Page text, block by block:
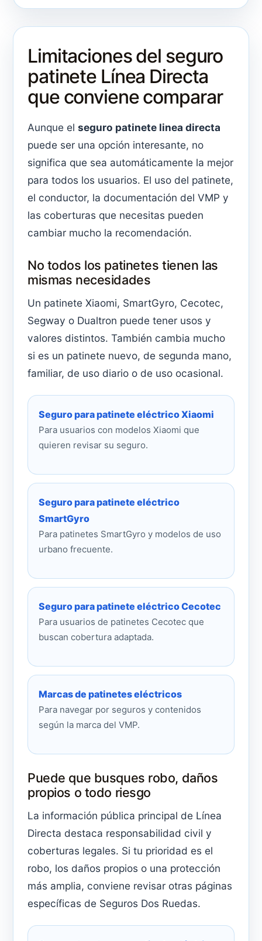
Limitaciones del seguro
patinete Línea Directa
que conviene comparar
Aunque el seguro patinete linea directa
puede ser una opción interesante, no
significa que sea automáticamente la mejor
para todos los usuarios. El uso del patinete,
el conductor, la documentación del VMP y
las coberturas que necesitas pueden
cambiar mucho la recomendación.
No todos los patinetes tienen las
mismas necesidades
Un patinete Xiaomi, SmartGyro, Cecotec,
Segway o Dualtron puede tener usos y
valores distintos. También cambia mucho
si es un patinete nuevo, de segunda mano,
familiar, de uso diario o de uso ocasional.
Seguro para patinete eléctrico Xiaomi
Para usuarios con modelos Xiaomi que
quieren revisar su seguro.
Seguro para patinete eléctrico
SmartGyro
Para patinetes SmartGyro y modelos de uso
urbano frecuente.
Seguro para patinete eléctrico Cecotec
Para usuarios de patinetes Cecotec que
buscan cobertura adaptada.
Marcas de patinetes eléctricos
Para navegar por seguros y contenidos
según la marca del VMP.
Puede que busques robo, daños
propios o todo riesgo
La información pública principal de Línea
Directa destaca responsabilidad civil y
coberturas legales. Si tu prioridad es el
robo, los daños propios o una protección
más amplia, conviene revisar otras páginas
específicas de Seguros Dos Ruedas.